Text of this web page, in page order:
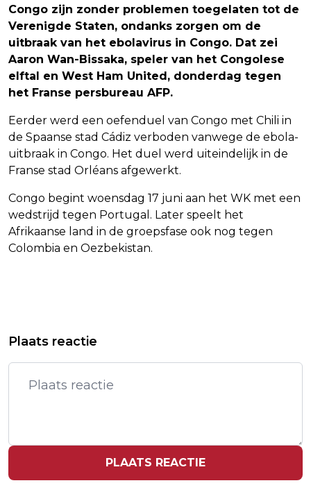
Congo zijn zonder problemen toegelaten tot de
Verenigde Staten, ondanks zorgen om de
uitbraak van het ebolavirus in Congo. Dat zei
Aaron Wan-Bissaka, speler van het Congolese
elftal en West Ham United, donderdag tegen
het Franse persbureau AFP.
Eerder werd een oefenduel van Congo met Chili in
de Spaanse stad Cádiz verboden vanwege de ebola-
uitbraak in Congo. Het duel werd uiteindelijk in de
Franse stad Orléans afgewerkt.
Congo begint woensdag 17 juni aan het WK met een
wedstrijd tegen Portugal. Later speelt het
Afrikaanse land in de groepsfase ook nog tegen
Colombia en Oezbekistan.
WESTELIJKE JORDAANOEVER NEEMT
MARK RUFFALO EN LAURENCE
FISHBURNE IN PIXAR-FILM GATTO
Plaats reactie
PLAATS REACTIE